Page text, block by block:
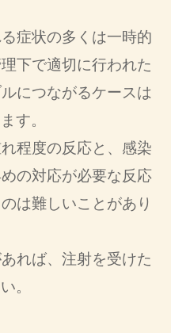
症状の多くは一時的
下で適切に行われた
につながるケースは
す。
程度の反応と、感染
の対応が必要な反応
は難しいことがあり
れば、注射を受けた
。